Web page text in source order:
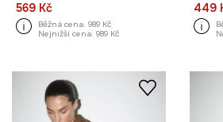
569 Kč
Běžná cena: 989 Kč
Nejnižší cena: 989 Kč
449